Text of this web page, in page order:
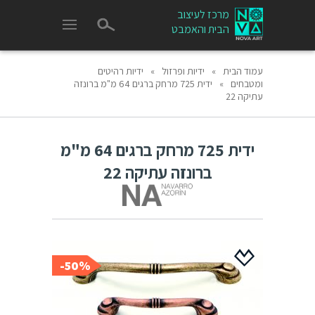
מרכז לעיצוב
הבית והאמבט
עמוד הבית » ידיות ופרזול »
ידיות רהיטים
ומטבחים
»
ידית 725 מרחק ברגים 64 מ"מ ברונזה
עתיקה 22
ידית 725 מרחק ברגים 64 מ"מ
ברונזה עתיקה 22
50%-